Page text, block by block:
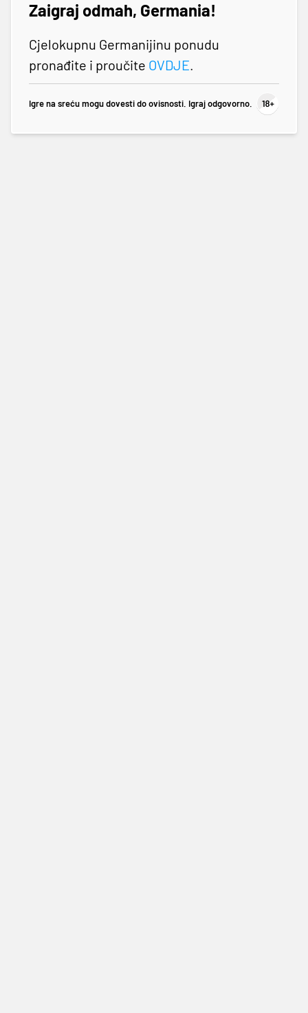
Zaigraj odmah, Germania!
Cjelokupnu Germanijinu ponudu
pronađite i proučite OVDJE.
Igre na sreću mogu dovesti do ovisnosti. Igraj odgovorno.